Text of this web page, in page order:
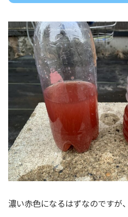
濃い赤色になるはずなのですが